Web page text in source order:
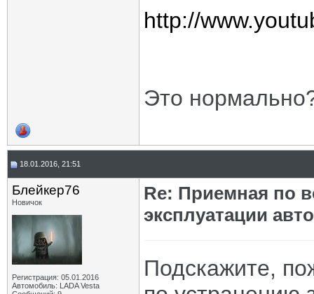
http://
Это
18.01.2016, 21:51
Блейкер76
Новичок
Регистрация: 05.01.2016
Автомобиль: LADA Vesta
Re: Приемная по
эксплуатации
Подскажите,